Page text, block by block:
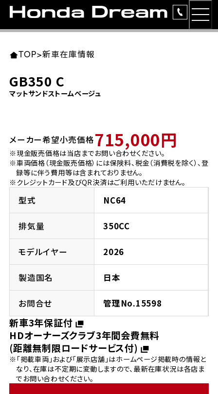
ラインアップ
レンタルバイク
洋用品
イベント
法人向けサービス
お問い合わせ
TOP>新車在庫情報
GB350 C
マットサンドストームベージュ
メーカー希望小売価格715,000円
※現金販売価格は当店までお問い合わせください。
※車両価格（現金販売価格）には保険料、税金（消費税を除く）、登
録等に伴う費用等は含まれておりません。
※クレジットカード及びQR決済はご利用いただけません。
型式 NC64
排気量 350CC
モデルイヤー 2026
製造国名 日本
お問合せ 管理No.15598
新車3年保証付
HDオーナーズクラブ3年間会費無料
(距離無制限ロードサービス付)
※「掲載車両」および「展示店舗」はホームページ掲載時の情報と
なり、在庫は不定期に変動しますので、最新在庫状況は各店ま
でお問い合わせください。
東北エリア 店舗一覧
岩手県
宮城県
ホンダドリーム 仙台泉
ホンダドリーム 宮城岩沼
福島県
ホンダドリーム 郡山
関東エリア 店舗一覧
東京都
ホンダドリーム 西東京
ホンダドリーム 練馬
ホンダドリーム 板橋
ホンダドリーム 葛飾
ホンダドリーム 大田
ホンダドリーム 立川
神奈川県
ホンダドリーム 磯子
ホンダドリーム 横浜都筑
中部エリア 店舗一覧
愛知県
ホンダドリーム 名古屋南
ホンダドリーム 小牧
ホンダドリーム 名古屋東
ホンダドリーム 一宮
ホンダドリーム 豊橋
ホンダドリーム 名古屋上小田井
岐阜県
ホンダドリーム 岐阜
近畿エリア 店舗一覧
大阪府
ホンダドリーム 箕面
ホンダドリーム 藤井寺
ホンダドリーム 東淀川
ホンダドリーム 豊中
京都府
ホンダドリーム 京都伏見
ホンダドリーム 京都北山
兵庫県
中国・四国エリア 店舗一覧
岡山県
広島県
ホンダドリーム 広島
ホンダドリーム 福山
徳島県
ホンダドリーム 徳島
香川県
ホンダドリーム 高松
高知県
九州エリア 店舗一覧
福岡県
ホンダドリーム 福岡東
ホンダドリーム 久留米
ホンダドリーム 福岡春日
ホンダドリーム 福岡西
熊本県
ホンダドリーム 熊本